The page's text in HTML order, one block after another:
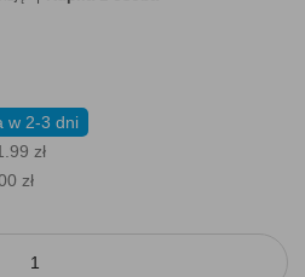
w 2-3 dni
zł
zł